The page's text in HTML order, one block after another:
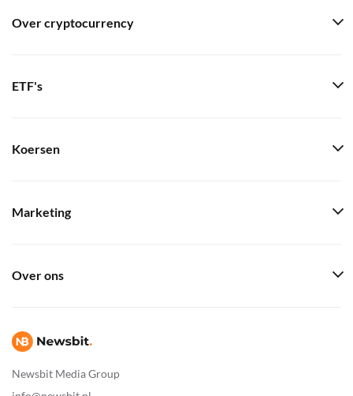
Newsbit Media Group
Over cryptocurrency
ETF's
Koersen
Marketing
Over ons